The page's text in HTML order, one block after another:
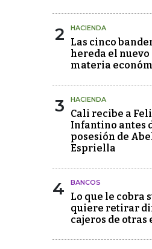
2 HACIENDA
Las cinco
hereda el
materia
3 HACIENDA
Cali recibe a
Infantino antes
posesión de
Espriella
4 BANCOS
Lo que le cobra
quiere retirar
cajeros de otras